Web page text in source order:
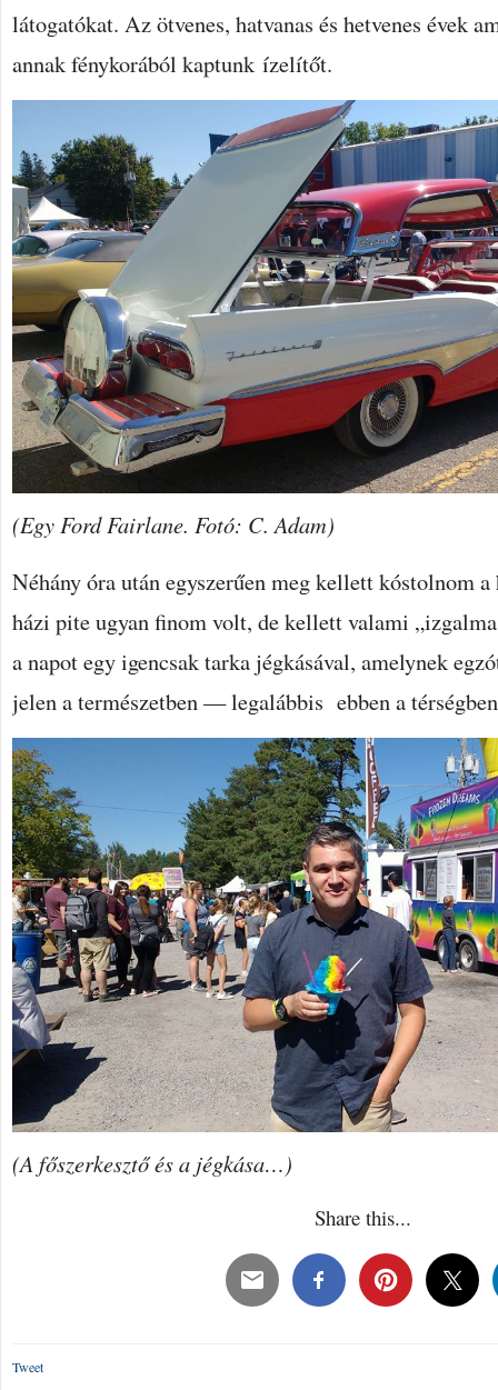
látogatókat. Az ötvenes, hatvanas és hetvenes évek
annak fénykorából kaptunk ízelítőt.
(Egy Ford Fairlane. Fotó: C. Adam)
Néhány óra után egyszerűen meg kellett kóstolnom
házi pite ugyan finom volt, de kellett valami
a napot egy igencsak tarka jégkásával, amelynek
jelen a természetben — legalábbis ebben a
(A főszerkesztő és a jégkása…)
Share this...
Tweet